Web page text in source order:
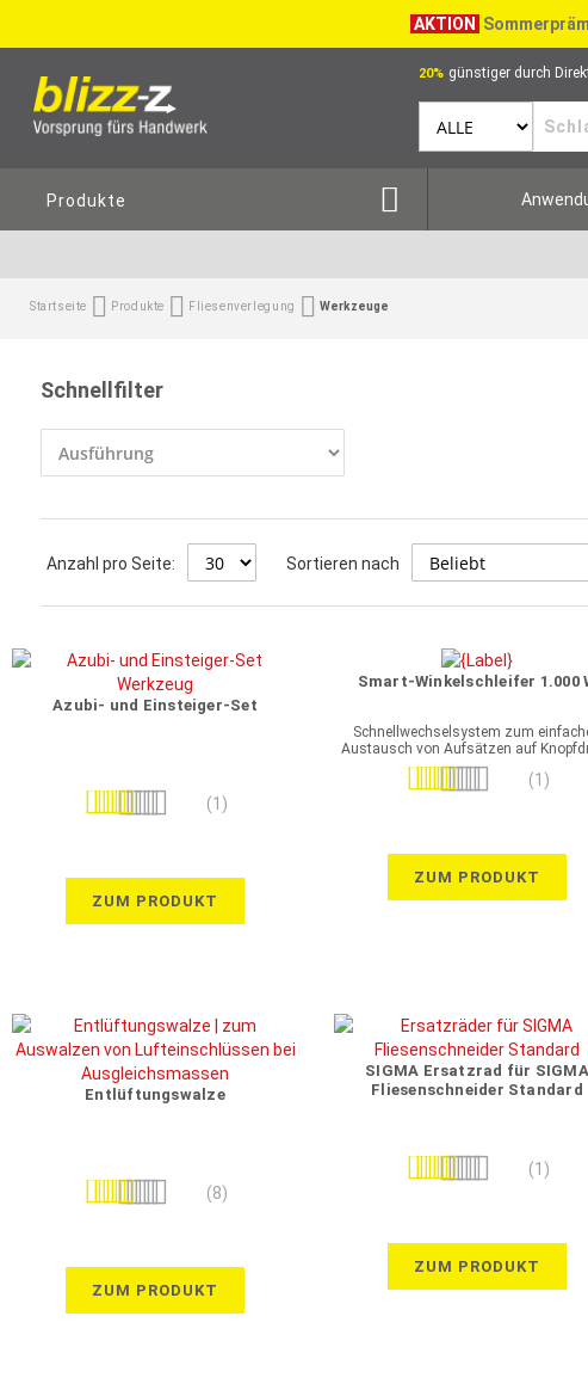
AKTION
20% günstiger durch
Produkte
Startseite Produkte Fliesenverlegung Werkzeuge
Schnellfilter
Anzahl pro Seite: Sortieren nach
Azubi- und Einsteiger-Set
Bewertung: (1)
ZUM PRODUKT
Smart-Winkelschleifer 1.000
Schnellwechselsystem zum
Austausch von Aufsätzen auf
Bewertung:
(1)
ZUM PRODUKT
Entlüftungswalze
Bewertung: (8)
ZUM PRODUKT
SIGMA Ersatzrad für SIGMA
Fliesenschneider Standard
Bewertung: (1)
ZUM PRODUKT